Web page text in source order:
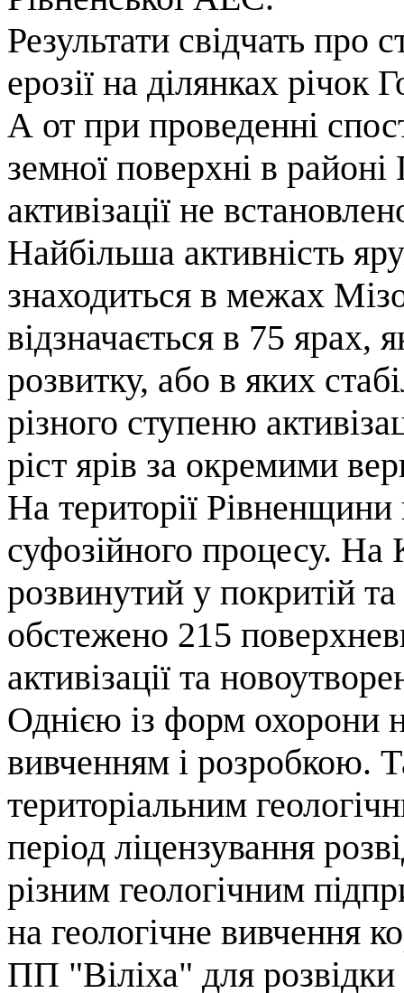
Результати свідчать про
ерозії на ділянках річок
А от при проведенні
земної поверхні в
активізації не
Найбільша активність
знаходиться в межах
відзначається в 75 ярах,
розвитку, або в яких
різного ступеню
ріст ярів за окремими
На території Рівненщини
суфозійного процесу. На
розвинутий у покритій та
обстежено 215
активізації та
Однією із форм охорони
вивченням і розробкою.
територіальним
період ліцензування
різним геологічним
на геологічне вивчення
ПП "Віліха" для